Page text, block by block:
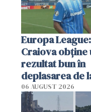
Europa
Craiova obține
rezultat bun în
deplasarea de
06 AUGUST 2026